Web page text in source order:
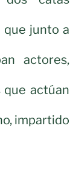
que junto a
actores,
actúan
impartido